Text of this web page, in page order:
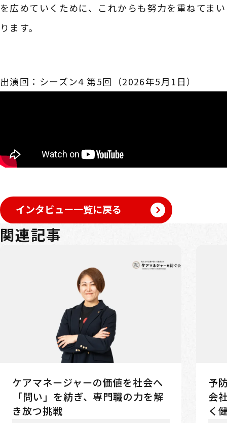
を広めていくために、これからも努力を重ねてまい
ります。
出演回：シーズン4 第5回（2026年5月1日）
インタビュー一覧に戻る
関連記事
ケアマネージャーの価値を社会へ
――「問い」を紡ぎ、専門職の力を解
き放つ挑戦
予
会
く